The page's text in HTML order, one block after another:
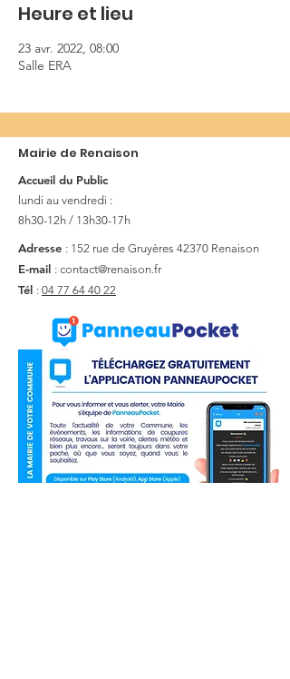
Heure et lieu
23 avr. 2022, 08:00
Salle ERA
Mairie de Renaison
Accueil du Public
lundi au vendredi :
8h30-12h / 13h30-17h
Adresse : 152 rue de Gruyères 42370 Renaison
E-mail : contact@renaison.fr
Tél : 04 77 64 40 22